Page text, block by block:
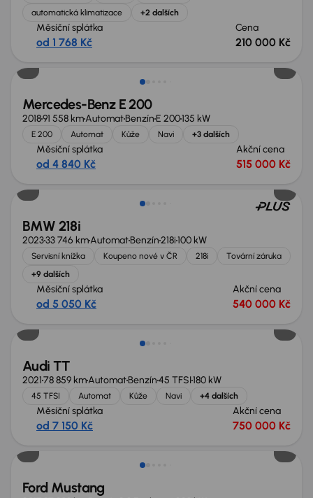
automatická klimatizace
+2 dalších
Měsíční splátka
od 1 768 Kč
Cena
210 000 Kč
Mercedes-Benz E 200
201891 558 kmAutomatBenzín E 200135 kW
E 200 Automat Kůže Navi +3 dalších
Měsíční splátka
od 4 840 Kč
Akční cena
515 000 Kč
Nově v nabídce
BMW 218i
202333 746 kmAutomatBenzín218i100 kW
Servisní knížka Koupeno nové v ČR 218i
Tovární záruka
+9 dalších
Měsíční splátka
od 5 050 Kč
Akční cena
540 000 Kč
Audi TT
202178 859 kmAutomatBenzín45 TFSI180 kW
45 TFSI Automat Kůže Navi +4 dalších
Měsíční splátka
od 7 150 Kč
Akční cena
750 000 Kč
Ford Mustang